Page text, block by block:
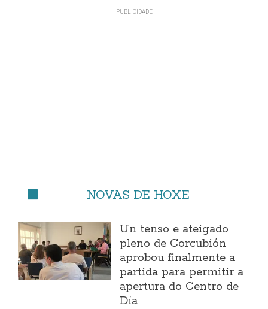
NOVAS DE HOXE
Un tenso e ateigado
pleno de Corcubión
aprobou finalmente a
partida para permitir a
apertura do Centro de
Día